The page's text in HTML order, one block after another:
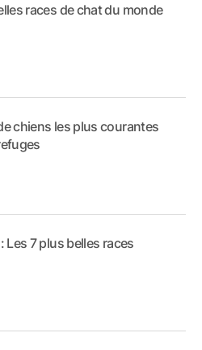
races de chat du monde
chiens les plus courantes
Les 7 plus belles races